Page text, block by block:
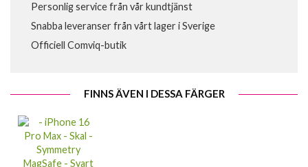
Personlig service från vår kundtjänst
Snabba leveranser från vårt lager i Sverige
Officiell Comviq-butik
FINNS ÄVEN I DESSA FÄRGER